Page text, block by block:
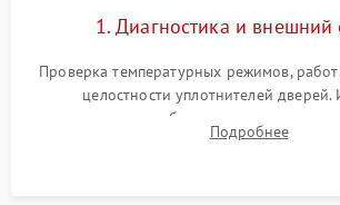
работе
2000 ₽
1000 ₽
1. Диагностика и внешний
Проверка температурных режимов,
целостности уплотнителей
сопротивления обмоток мотора,
считывание кодов ошибок с
Подробнее